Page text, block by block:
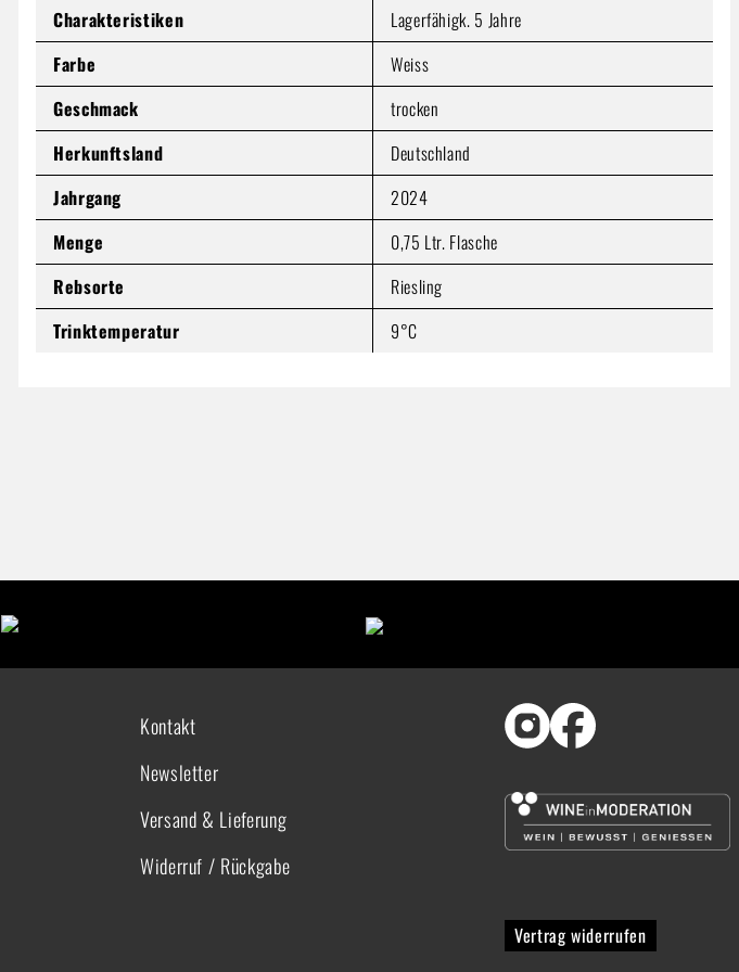
Charakteristiken
Lagerfähigk. 5 Jahre
Farbe
Weiss
Geschmack
trocken
Herkunftsland
Deutschland
Jahrgang
2024
Menge
0,75 Ltr. Flasche
Rebsorte
Riesling
Trinktemperatur
9°C
Kontakt
Newsletter
Versand & Lieferung
Widerruf / Rückgabe
Vertrag widerrufen